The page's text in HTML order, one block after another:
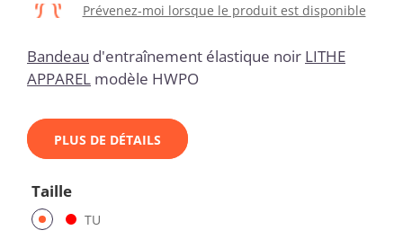
Prévenez-moi lorsque le produit est disponible
Bandeau d'entraînement élastique noir LITHE
APPAREL modèle HWPO
PLUS DE DÉTAILS
Taille
TU